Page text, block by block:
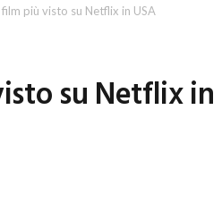
più visto su Netflix in USA
su Netflix in